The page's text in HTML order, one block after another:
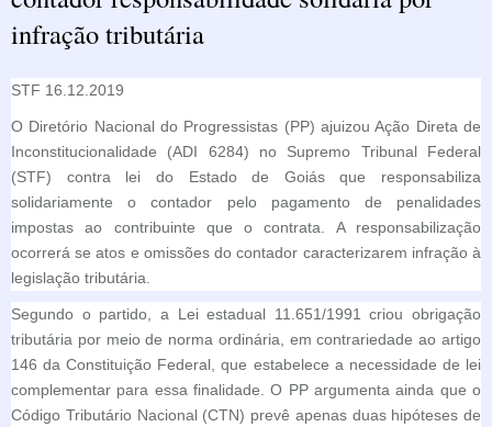
infração tributária
STF 16.12.2019
O Diretório Nacional do Progressistas (PP) ajuizou Ação Direta de
Inconstitucionalidade (ADI 6284) no Supremo Tribunal Federal
(STF) contra lei do Estado de Goiás que responsabiliza
solidariamente o contador pelo pagamento de penalidades
impostas ao contribuinte que o contrata. A responsabilização
ocorrerá se atos e omissões do contador caracterizarem infração à
legislação tributária.
Segundo o partido, a Lei estadual 11.651/1991 criou obrigação
tributária por meio de norma ordinária, em contrariedade ao artigo
146 da Constituição Federal, que estabelece a necessidade de lei
complementar para essa finalidade. O PP argumenta ainda que o
Código Tributário Nacional (CTN) prevê apenas duas hipóteses de